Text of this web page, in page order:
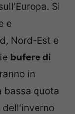
Si
e
Nord-Est e
bufere di
in
bassa quota